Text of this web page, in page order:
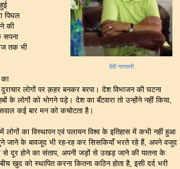
देवी नागरानी
पिघल
की
सपना
तक भी
लोगों पर क़हर बनकर बरपा। देश विभाजन की घटना
के लोगों को भोगने पड़े। देश का बँटवारा तो उन्होंने नहीं किया,
कई बार मन को कचोटता है।
लोगों का विस्थापन एवं पलायनविश्व के इतिहास में कभी नहीं हुआ
जाने के बावजूद भी रह-रह कर सिसकियाँ भरते रहे हैं, अपने वजूद
दूर होने का संताप, अपनी जड़ों से उखड़ जाने की यातना के
खुद को स्थापित करना कितना कठिन होता है, इसी दर्द भरी